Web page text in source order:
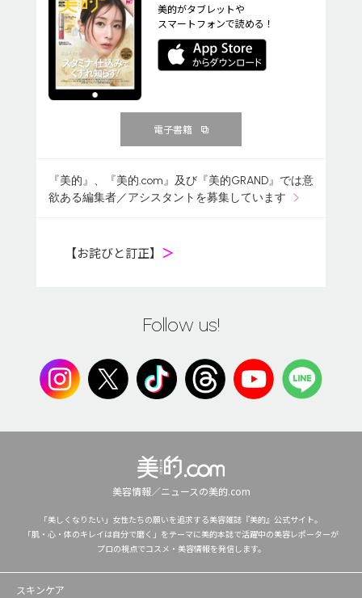
美的がタブレットや
スマートフォンで読める！
電子書籍
『美的』、『美的.com』及び『美的GRAND』では意
欲ある編集者／アシスタントを募集しています
【お詫びと訂正】 ＞
Follow us!
美容情報／ニュースの美的.com
「美しくなりたい」女性たちの願いを追求する美容雑誌『美的』公式サイト。
「肌・心・体のキレイは自分で磨く」をテーマに美的本誌で活躍中の美容レポーターが
プロの視点でコスメ・美容情報を発信します。
スキンケア